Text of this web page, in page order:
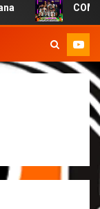
COMUNICADO DE